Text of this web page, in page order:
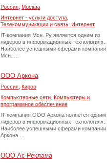
Россия Москва
Интернет - услуги доступа
Телекоммуникации и связь. Интернет
IT-компания Мсн. Ру является одним из
лидеров в информационных технологиях.
Наиболее успешными сферами компании
Мсн. …
ООО Аркона
Россия Киров
Компьютерные сети Компьютеры и
программное обеспечение
IT-компания ООО Аркона является одним
лидеров в информационных технологиях.
Наиболее успешными сферами компании
Аркона …
ООО Ас-Реклама